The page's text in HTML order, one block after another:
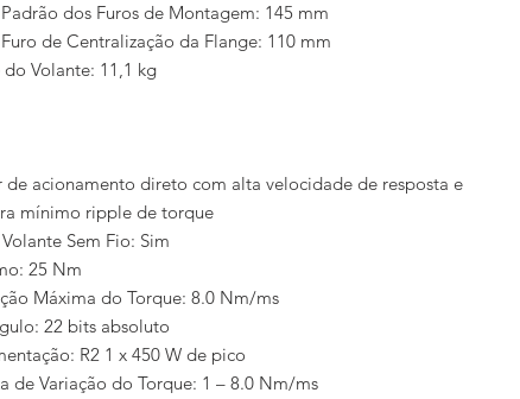
dos Furos de Montagem: 145 mm
de Centralização da Flange: 110 mm
do Volante: 11,1 kg
acionamento direto com alta velocidade de resposta e
mínimo ripple de torque
Sem Fio: Sim
25 Nm
Máxima do Torque: 8.0 Nm/ms
22 bits absoluto
R2 1 x 450 W de pico
de Variação do Torque: 1 – 8.0 Nm/ms